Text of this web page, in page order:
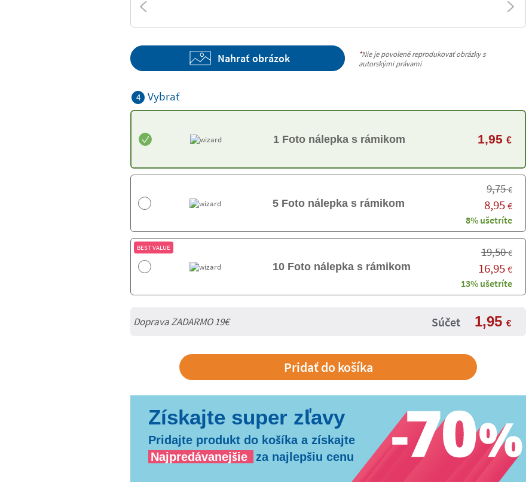
Nahrať obrázok *Nie je povolené reprodukovať obrázky s
autorskými právami
4 Vybrať
1 Foto nálepka s rámikom 1,95 €
5 Foto nálepka s rámikom
9,75€
8,95 €
8% ušetríte
BEST VALUE
10 Foto nálepka s rámikom
19,50€
16,95 €
13% ušetríte
Doprava ZADARMO 19€ Súčet 1,95 €
Pridajte produkt do košíka a získajte
Najpredávanejšie
za najlepšiu cenu